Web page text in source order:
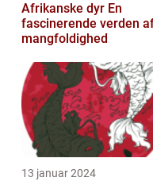
Afrikanske dyr En
fascinerende verden
mangfoldighed
13 januar 2024